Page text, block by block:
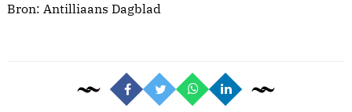
Bron: Antilliaans Dagblad